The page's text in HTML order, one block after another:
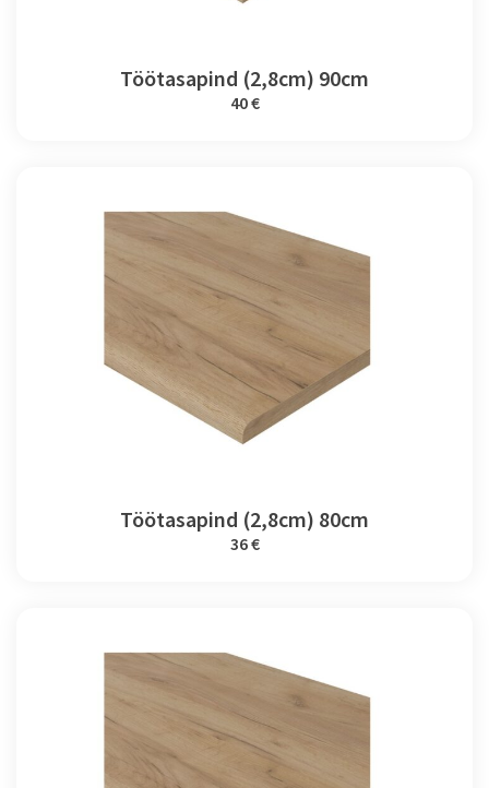
Töötasapind (2,8cm) 90cm
40 €
Töötasapind (2,8cm) 80cm
36 €